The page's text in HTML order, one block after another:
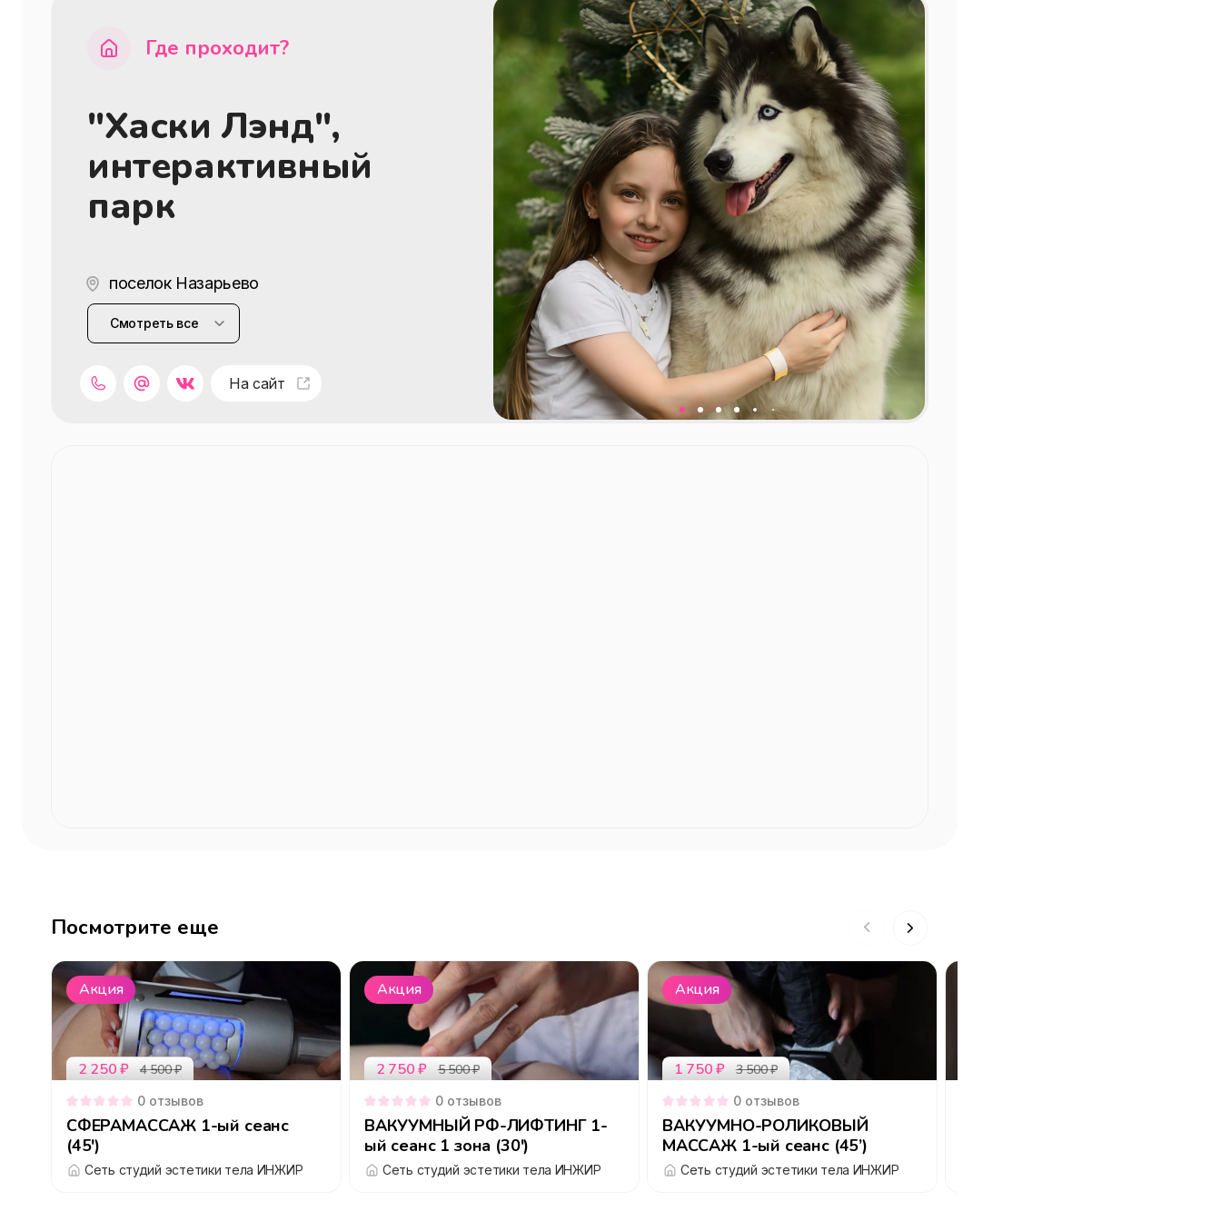
Где проходит?
"Хаски Лэнд",
интерактивный
парк
поселок Назарьево
ул. Крылатская, д. 18
Смотреть все
На сайт
Посмотрите еще
Акция
2 250₽ 4 500₽
0 отзывов
СФЕРАМАССАЖ 1-ый сеанс
(45')
Сеть студий эстетики тела ИНЖИР
Акция
2 750₽ 5 500₽
0 отзывов
ВАКУУМНЫЙ РФ-ЛИФТИНГ 1-
ый сеанс 1 зона (30')
Сеть студий эстетики тела ИНЖИР
Акция
1 750₽ 3 500₽
0 отзывов
ВАКУУМНО-РОЛИКОВЫЙ
МАССАЖ 1-ый сеанс (45’)
Сеть студий эстетики тела ИНЖИР